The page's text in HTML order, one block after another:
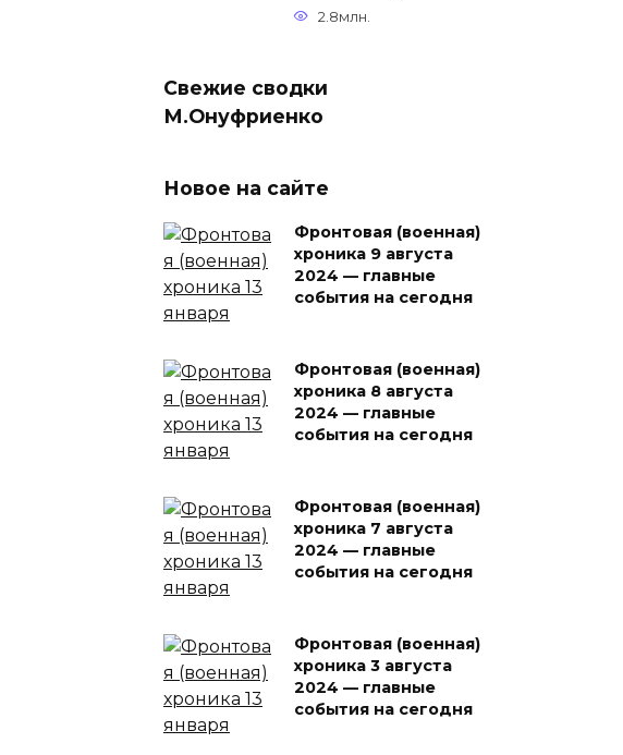
2.8млн.
Свежие сводки
М.Онуфриенко
Новое на сайте
Фронтовая (военная)
хроника 9 августа
2024 — главные
события на сегодня
Фронтовая (военная)
хроника 8 августа
2024 — главные
события на сегодня
Фронтовая (военная)
хроника 7 августа
2024 — главные
события на сегодня
Фронтовая (военная)
хроника 3 августа
2024 — главные
события на сегодня